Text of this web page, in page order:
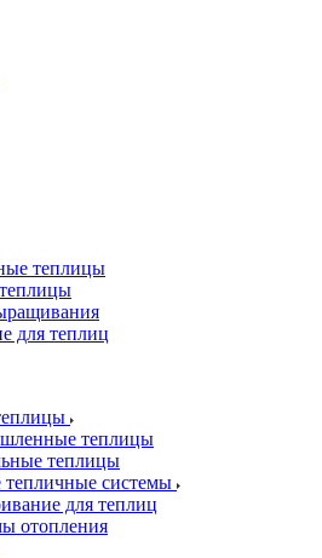
теплицы
для теплиц
теплицы
теплицы
системы
для теплиц
отопления